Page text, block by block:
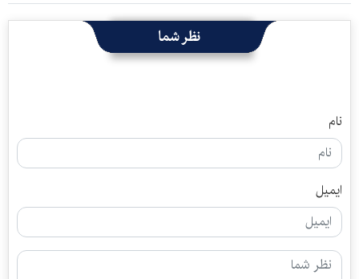
نظر شما
نام
ایمیل